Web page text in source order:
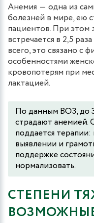
Анемия ― одна из
болезней в мире, ею
пациентов. При этом
встречается в 2,5
всего, это связано с
особенностями
кровопотерям при
лактацией.
По данным ВОЗ, до
страдают анемией.
поддается
выявлении и
поддержке
нормализовать.
СТЕПЕНИ